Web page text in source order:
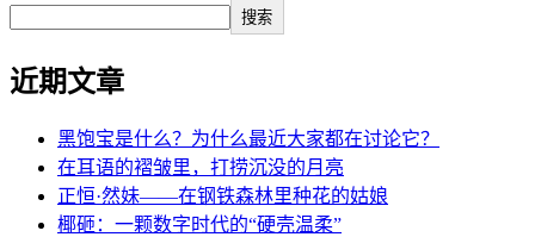
搜索
近期文章
黑饱宝是什么？为什么最近大家都在讨论它？
在耳语的褶皱里，打捞沉没的月亮
正恒·然妹——在钢铁森林里种花的姑娘
椰砸：一颗数字时代的“硬壳温柔”